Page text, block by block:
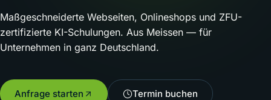
Maßgeschneiderte Webseiten, Onlineshops und ZFU-
zertifizierte KI-Schulungen. Aus Meissen — für
Unternehmen in ganz Deutschland.
Anfrage starten Termin buchen